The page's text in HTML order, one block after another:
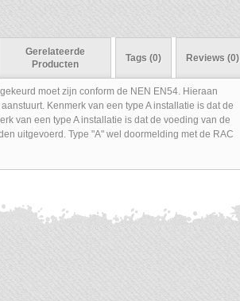
Gerelateerde
Producten
Tags (0) Reviews (0)
moet zijn conform de NEN EN54. Hieraan
Kenmerk van een type A installatie is dat de
van een type A installatie is dat de voeding van de
uitgevoerd. Type "A" wel doormelding met de RAC